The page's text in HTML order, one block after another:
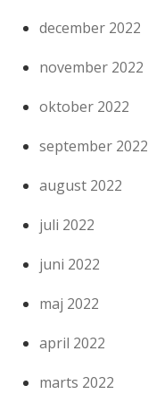
december 2022
november 2022
oktober 2022
september 2022
august 2022
juli 2022
juni 2022
maj 2022
april 2022
marts 2022